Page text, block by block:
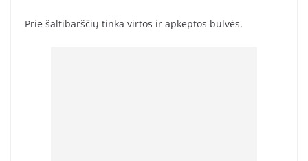
Prie šaltibarščių tinka virtos ir apkeptos bulvės.